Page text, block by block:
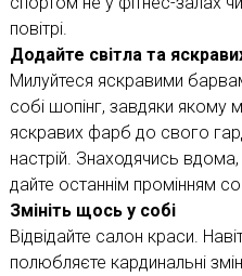
повітрі.
Додайте світла та
Милуйтеся яскравими
собі шопінг, завдяки якому
яскравих фарб до свого
настрій. Знаходячись
дайте останнім промінням
Змініть щось у собі
Відвідайте салон краси.
полюбляєте кардинальні